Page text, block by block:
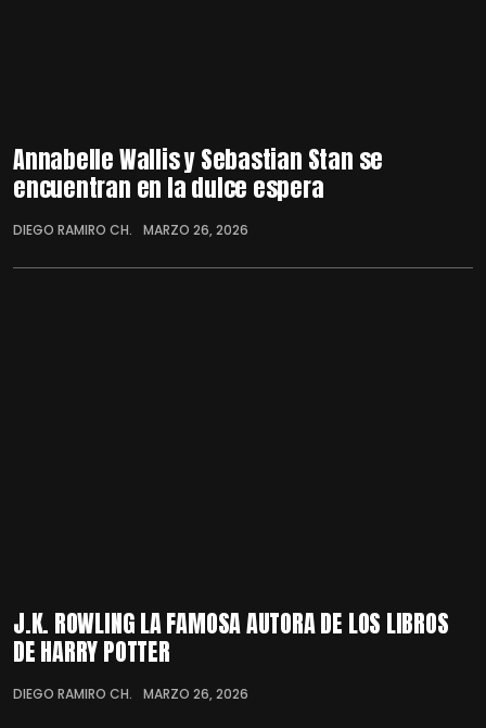
Annabelle Wallis y Sebastian Stan se
encuentran en la dulce espera
DIEGO RAMIRO CH. MARZO 26, 2026
J.K. ROWLING LA FAMOSA AUTORA DE LOS LIBROS
DE HARRY POTTER
DIEGO RAMIRO CH. MARZO 26, 2026